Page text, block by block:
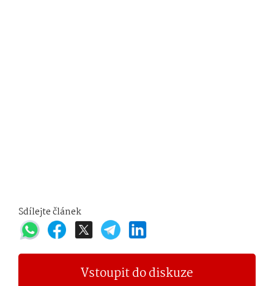
Sdílejte článek
Vstoupit do diskuze